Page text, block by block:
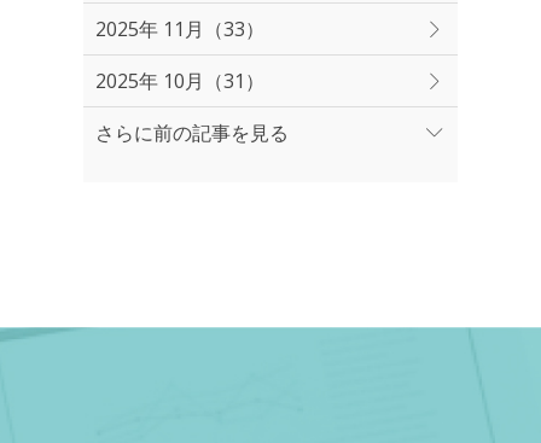
2025年 11月（33）
2025年 10月（31）
さらに前の記事を見る